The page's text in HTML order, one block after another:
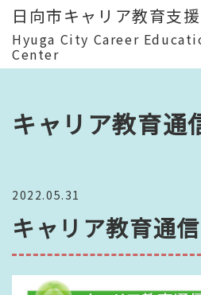
日向市キャリア教育支
Hyuga City Career
Center
キャリア教育通
2022.05.31
キャリア教育通